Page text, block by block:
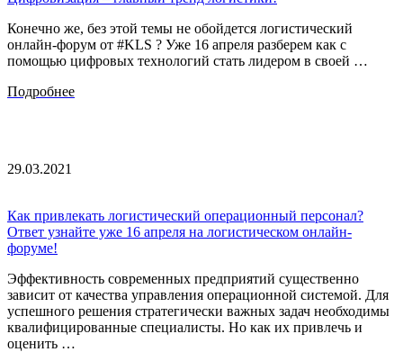
Конечно же, без этой темы не обойдется логистический
онлайн-форум от #KLS ? Уже 16 апреля разберем как с
помощью цифровых технологий стать лидером в своей …
Подробнее
29.03.2021
Как привлекать логистический операционный персонал?
Ответ узнайте уже 16 апреля на логистическом онлайн-
форуме!
Эффективность современных предприятий существенно
зависит от качества управления операционной системой. Для
успешного решения стратегически важных задач необходимы
квалифицированные специалисты. Но как их привлечь и
оценить …